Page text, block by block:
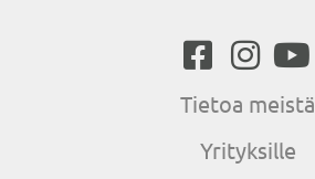
Tietoa meistä
Yrityksille